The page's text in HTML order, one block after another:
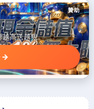
贊助
越高送越狠。
→